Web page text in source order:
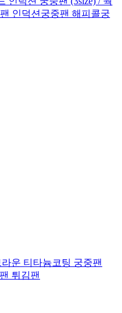
인덕션궁중팬 해피콜궁
운 티타늄코팅 궁중팬
튀김팬